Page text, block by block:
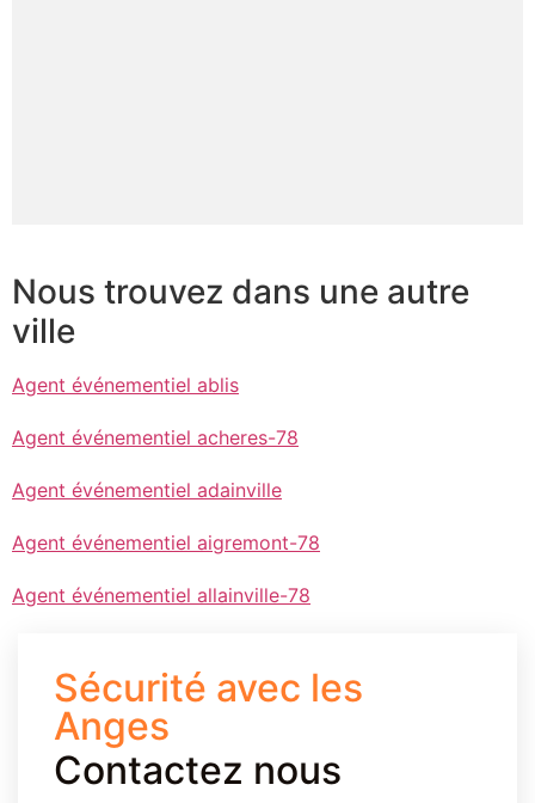
Nous trouvez dans une autre
ville
Agent événementiel ablis
Agent événementiel acheres-78
Agent événementiel adainville
Agent événementiel aigremont-78
Agent événementiel allainville-78
Sécurité avec les
Anges
Contactez nous